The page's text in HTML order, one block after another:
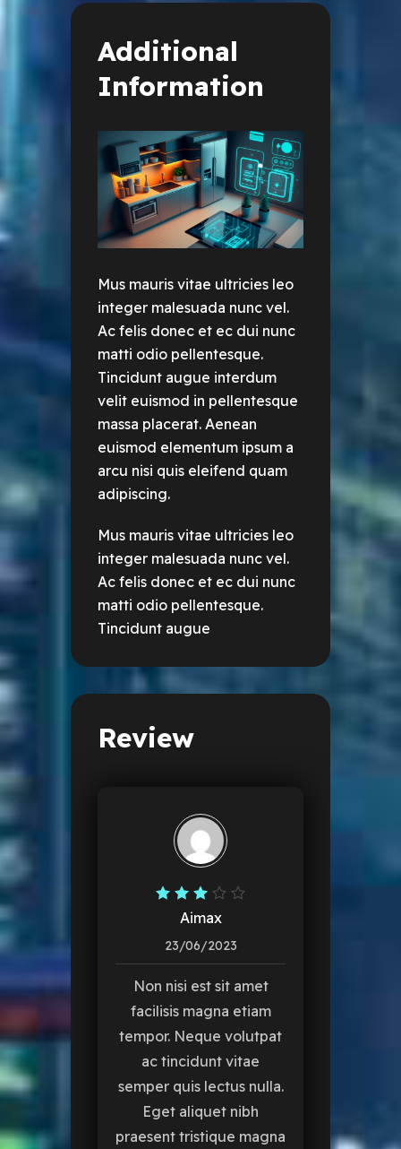
Additional
Information
Mus mauris vitae ultricies leo
integer malesuada nunc vel.
Ac felis donec et ec dui nunc
matti odio pellentesque.
Tincidunt augue interdum
velit euismod in pellentesque
massa placerat. Aenean
euismod elementum ipsum a
arcu nisi quis eleifend quam
adipiscing.
Mus mauris vitae ultricies leo
integer malesuada nunc vel.
Ac felis donec et ec dui nunc
matti odio pellentesque.
Tincidunt augue
Review
Aimax
23/06/2023
Non nisi est sit amet
facilisis magna etiam
tempor. Neque volutpat
ac tincidunt vitae
semper quis lectus nulla.
Eget aliquet nibh
praesent tristique magna